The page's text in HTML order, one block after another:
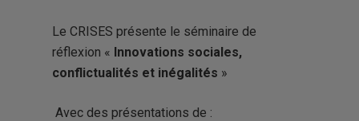
Le CRISES présente le séminaire de
réflexion « Innovations sociales,
conflictualités et inégalités »
Avec des présentations de :